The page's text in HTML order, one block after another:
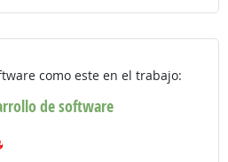
como este en el trabajo:
de software